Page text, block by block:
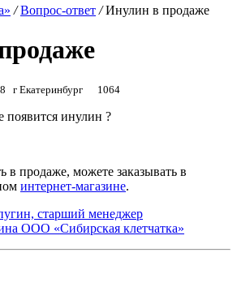
/ Вопрос-ответ / Инулин в продаже
г Екатеринбург 1064
появится инулин ?
в продаже, можете заказывать в
интернет-магазине.
старший менеджер
ООО «Сибирская клетчатка»